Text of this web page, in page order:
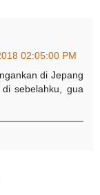
02:05:00 PM
di Jepang
sebelahku, gua